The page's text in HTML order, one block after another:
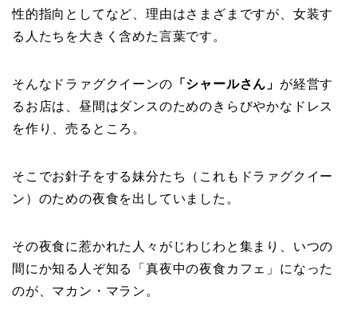
性的指向としてなど、理由はさまざまですが、女装す
る人たちを大きく含めた言葉です。
そんなドラァグクイーンの 「シャールさん」 が経営す
るお店は、昼間はダンスのためのきらびやかなドレス
を作り、売るところ。
そこでお針子をする妹分たち（これもドラァグクイー
ン）のための夜食を出していました。
その夜食に惹かれた人々がじわじわと集まり、いつの
間にか知る人ぞ知る「真夜中の夜食カフェ」になった
のが、マカン・マラン。